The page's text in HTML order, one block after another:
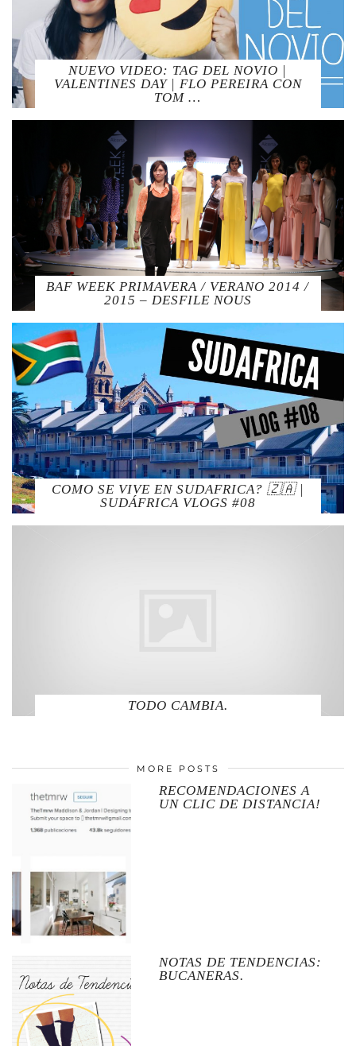
NUEVO VIDEO: TAG DEL NOVIO |
VALENTINES DAY | FLO PEREIRA CON
TOM …
BAF WEEK PRIMAVERA / VERANO 2014 /
2015 – DESFILE NOUS
COMO SE VIVE EN SUDAFRICA? 🇿🇦 |
SUDÁFRICA VLOGS #08
TODO CAMBIA.
MORE POSTS
RECOMENDACIONES A
UN CLIC DE DISTANCIA!
NOTAS DE TENDENCIAS:
BUCANERAS.